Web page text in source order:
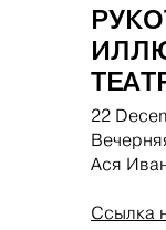
22
Ася
Ссылка